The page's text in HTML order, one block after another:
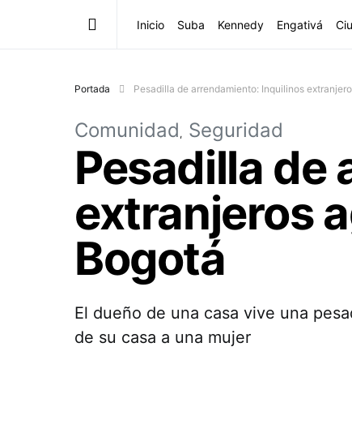
Inicio Suba Kennedy Engativá
Portada Pesadilla de arrendamiento: Inquilinos
Comunidad Seguridad
Pesadilla de
extranjeros
Bogotá
El dueño de una casa vive una
de su casa a una mujer